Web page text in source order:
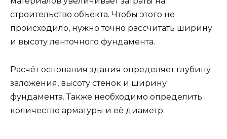
строительство объекта. Чтобы этого не
происходило, нужно точно рассчитать ширину
и высоту ленточного фундамента.
Расчёт основания здания определяет глубину
заложения, высоту стенок и ширину
фундамента. Также необходимо определить
количество арматуры и её диаметр.